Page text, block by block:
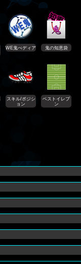
WE鬼ぺディア 鬼の知恵袋
スキル/ポジシ
ョン
ベストイレブ
ン